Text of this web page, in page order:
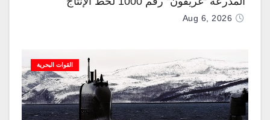
Aug 6, 2026
القوات البحرية